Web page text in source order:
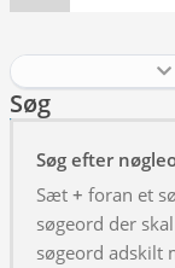
Søg
Søg efter
Sæt + foran et
søgeord der
søgeord adskilt